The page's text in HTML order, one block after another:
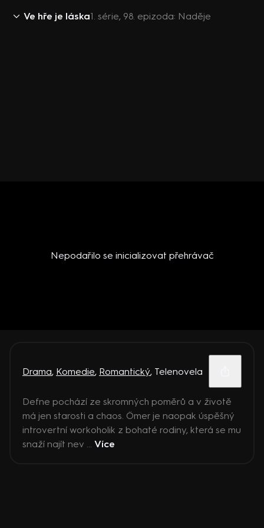
Ve hře je láska1. série, 98. epizoda: Naděje
Nepodařilo se inicializovat přehrávač
Drama, Komedie, Romantický, Telenovela
Defne pochází ze skromných poměrů a v životě
má jen starosti a chaos. Ömer je naopak úspěšný
introvertní workoholik z bohaté rodiny, která se mu
snaží najít nev ... Více